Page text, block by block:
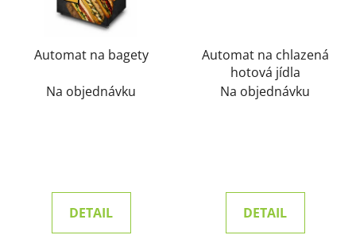
Automat na bagety
Na objednávku
DETAIL
Automat na chlazená
hotová jídla
Na objednávku
DETAIL